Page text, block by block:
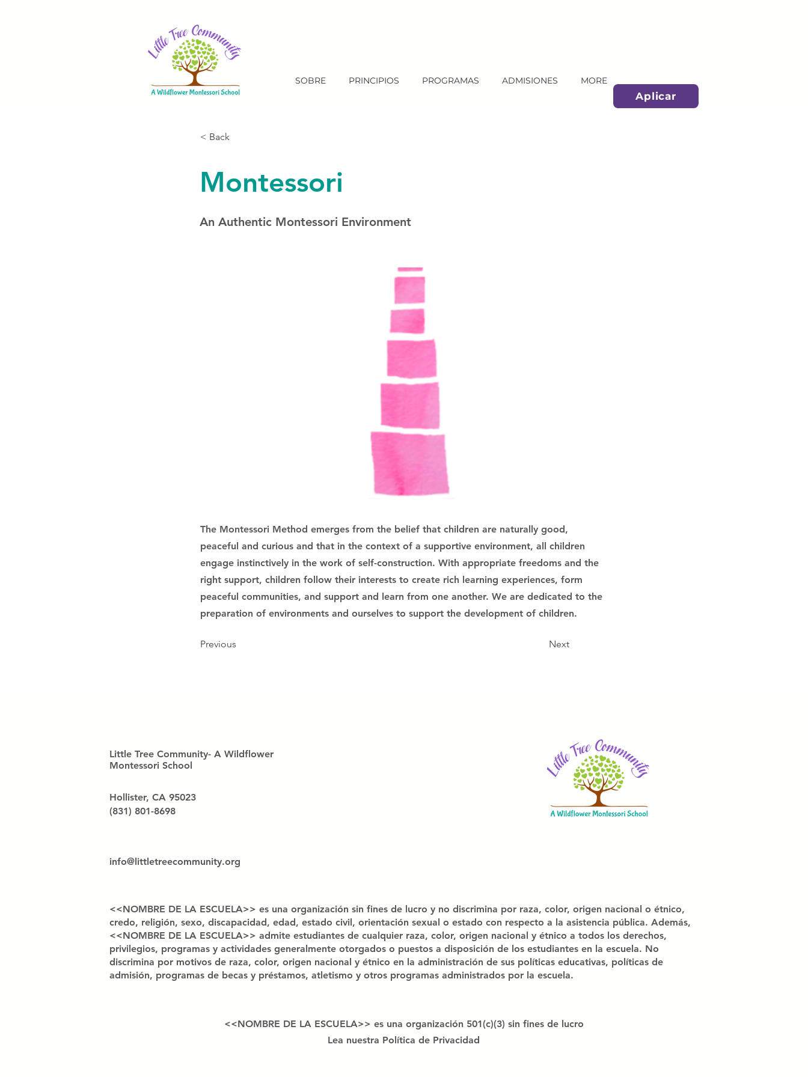
SOBRE PRINCIPIOS PROGRAMAS ADMISIONES MORE
Aplicar
< Back
Montessori
An Authentic Montessori Environment
The Montessori Method emerges from the belief that children are naturally good,
peaceful and curious and that in the context of a supportive environment, all children
engage instinctively in the work of self-construction. With appropriate freedoms and the
right support, children follow their interests to create rich learning experiences, form
peaceful communities, and support and learn from one another. We are dedicated to the
preparation of environments and ourselves to support the development of children.
Previous Next
Little Tree Community- A Wildflower
Montessori School
Hollister, CA 95023
(831) 801-8698
info@littletreecommunity.org
<<NOMBRE DE LA ESCUELA>> es una organización sin fines de lucro y no discrimina por raza, color, origen nacional o étnico,
credo, religión, sexo, discapacidad, edad, estado civil, orientación sexual o estado con respecto a la asistencia pública. Además,
<<NOMBRE DE LA ESCUELA>> admite estudiantes de cualquier raza, color, origen nacional y étnico a todos los derechos,
privilegios, programas y actividades generalmente otorgados o puestos a disposición de los estudiantes en la escuela. No
discrimina por motivos de raza, color, origen nacional y étnico en la administración de sus políticas educativas, políticas de
admisión, programas de becas y préstamos, atletismo y otros programas administrados por la escuela.
<<NOMBRE DE LA ESCUELA>> es una organización 501(c)(3) sin fines de lucro
Lea nuestra Política de Privacidad